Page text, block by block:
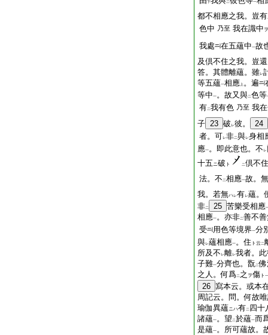
下 二 一
都不相應之我。豈有
色中 乃至 我在識中
我處 在五蘊中一故
及倶不住之我。豈
答。其體離蘊。雖レ
等五蘊一相應 上 。遍
等中一。故又與二色等
有二我有色 乃至 我
子 23 破 レ彼。
24
者。可レ非二與レ身相
應一。即此意也。不 レ
十五ニ破 ト 二倶不
法。不 二相應一故。無
我。若無ハレ有レ蘊。
非二 25 苦樂受相應
相應一。亦非二善不
受
用色等境界一分
與レ蘊相應一。住 ト云二
所及不 レ離レ我者。
子難一分齊也。翫二
之人。何爲二 之 ヲ傷 ト 一
26 寫本云。或本
周記云。問。何故
瑜伽異蘊ニハ有二 四十
諸蘊一。望 二於蘊一而
是蘊一。所可蘊故。